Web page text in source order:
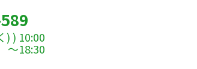
) ) 10:00
～18:30